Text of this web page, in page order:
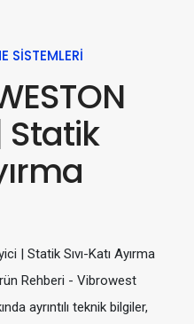
SISTEMLERI
Statik
| Statik Sıvı-Katı Ayırma
Rehberi - Vibrowest
ayrıntılı teknik bilgiler,